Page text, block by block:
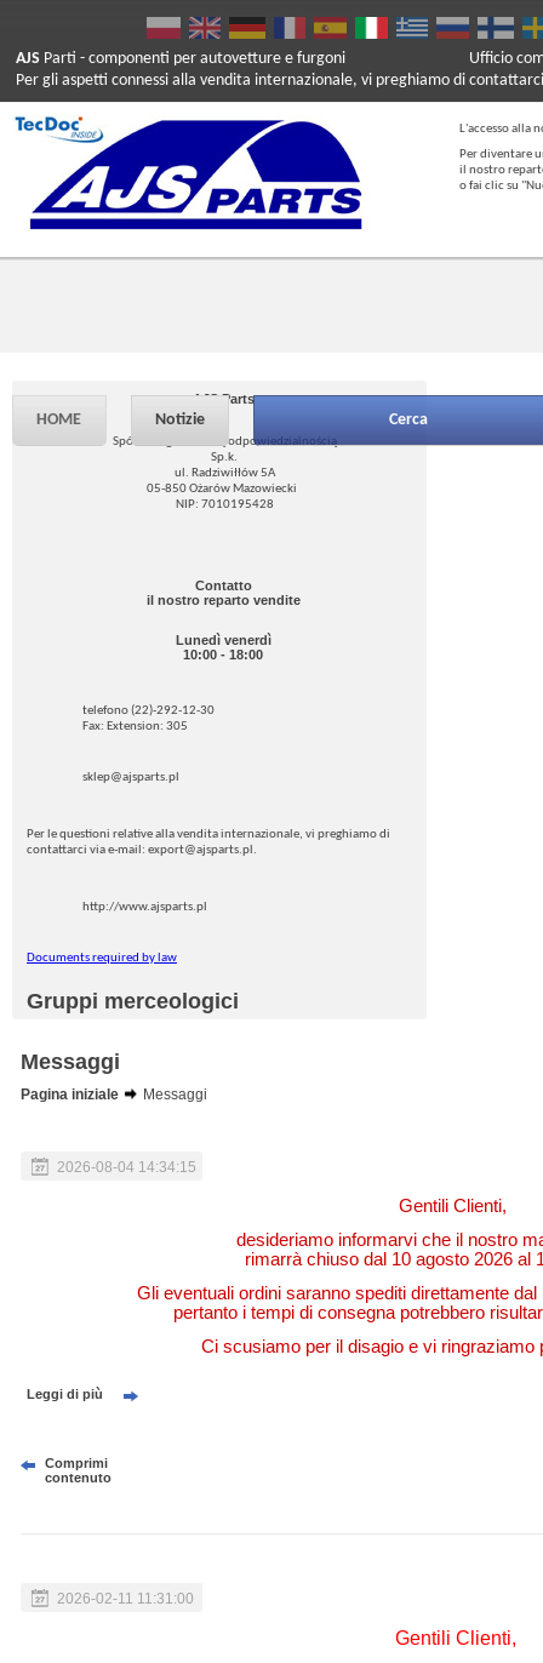
AJS Parti - componenti per autovetture e furgoni
Per gli aspetti connessi alla vendita internazionale, vi preghiamo di
Ufficio
L'accesso alla
Per diventare
il nostro
o fai clic su
HOME Notizie Cerca
AJS Parts
Spółka z ograniczoną odpowiedzialnością
Sp.k.
ul. Radziwiłłów 5A
05-850 Ożarów Mazowiecki
NIP: 7010195428
Contatto
il nostro reparto vendite
Lunedì venerdì
10:00 - 18:00
telefono (22)-292-12-30
Fax: Extension: 305
sklep@ajsparts.pl
Per le questioni relative alla vendita internazionale, vi preghiamo di
contattarci via e-mail: export@ajsparts.pl.
http://www.ajsparts.pl
Documents required by law
Gruppi merceologici
Messaggi
Pagina iniziale Messaggi
2026-08-04 14:34:15
Gentili Clienti,
desideriamo informarvi che il nostro
rimarrà chiuso dal 10 agosto 2026 al
Gli eventuali ordini saranno spediti direttamente
pertanto i tempi di consegna potrebbero
Ci scusiamo per il disagio e vi ringraziamo
Leggi di più
Comprimi
contenuto
2026-02-11 11:31:00
Gentili Clienti,